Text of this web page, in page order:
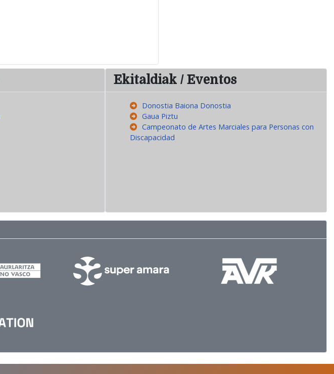
Ekitaldiak / Eventos
Donostia Baiona Donostia
Gaua Piztu
Campeonato de Artes Marciales para Personas con
Discapacidad